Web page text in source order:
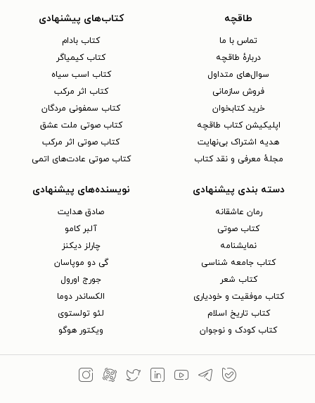
طاقچه
تماس با ما
دربارهٔ طاقچه
سوال‌های متداول
فروش سازمانی
خرید کتابخوان
اپلیکیشن کتاب طاقچه
هدیه اشتراک بی‌نهایت
مجلهٔ معرفی و نقد کتاب
کتاب‌های پیشنهادی
کتاب بادام
کتاب کیمیاگر
کتاب اسب سیاه
کتاب اثر مرکب
کتاب سمفونی مردگان
کتاب صوتی ملت عشق
کتاب صوتی اثر مرکب
کتاب صوتی عادت‌های اتمی
دسته بندی پیشنهادی
رمان عاشقانه
کتاب‌ صوتی
نمایشنامه
کتاب جامعه شناسی
کتاب شعر
کتاب موفقیت و خودیاری
کتاب تاریخ اسلام
کتاب کودک و نوجوان
نویسنده‌های پیشنهادی
صادق هدایت
آلبر کامو
چارلز دیکنز
گی دو موپاسان
جورج اورول
الکساندر دوما
لئو تولستوی
ویکتور هوگو